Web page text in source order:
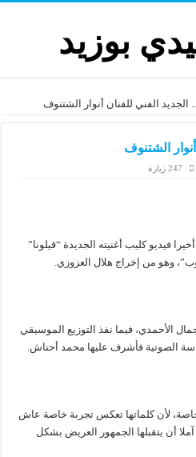
الجديد الفني للفنان أنوار الشتنوف
الشتنوف
247 زيارة
فيديو كليب أغنيته الجديدة “قيلونا”
وهو من إخراج هلال العزوزي.
الأحمدي، فيما نفذ التوزيع الموسيقي
الصوتية فأشرف عليها محمد أحناش.
لأن كلماتها تعكس تجربة خاصة عاش
أن يتقبلها الجمهور العريض بشكل